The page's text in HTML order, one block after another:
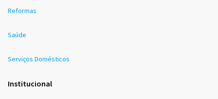
Reformas
Saúde
Serviços Domésticos
Institucional